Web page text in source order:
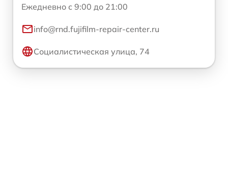
Ежедневно с 9:00 до 21:00
info@rnd.fujifilm-repair-center.ru
Социалистическая улица, 74